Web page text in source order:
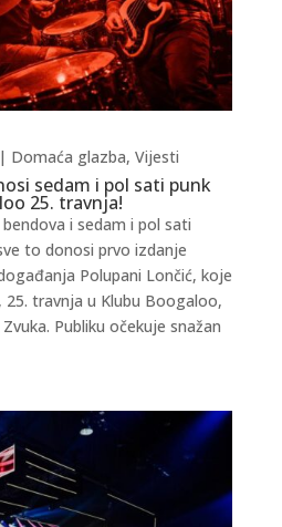
sedam i pol sati punk
25. travnja!
| Domaća glazba, Vijesti
i sedam i pol sati
to donosi prvo izdanje
Polupani Lončić, koje
travnja u Klubu Boogaloo,
Publiku očekuje snažan